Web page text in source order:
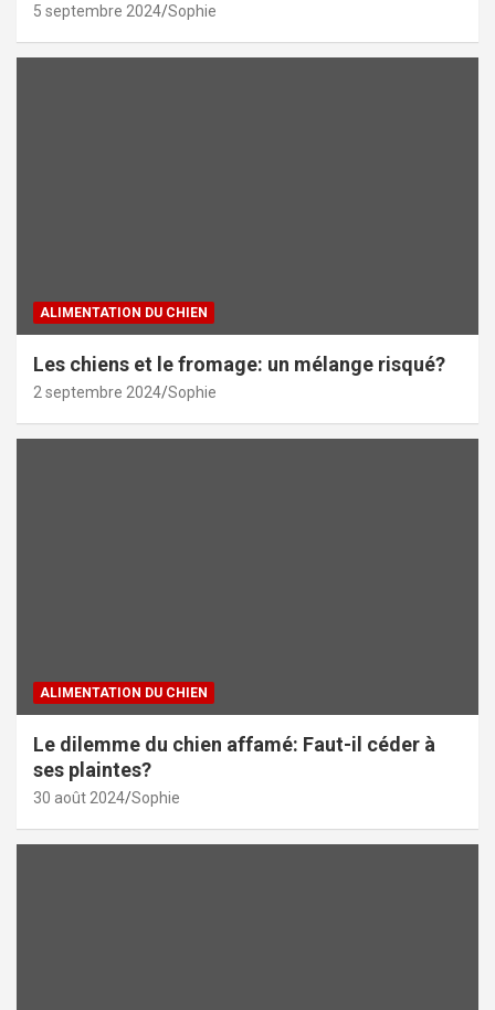
5 septembre 2024 Sophie
ALIMENTATION DU CHIEN
Les chiens et le fromage: un mélange risqué?
2 septembre 2024 Sophie
ALIMENTATION DU CHIEN
Le dilemme du chien affamé: Faut-il céder à
ses plaintes?
30 août 2024 Sophie